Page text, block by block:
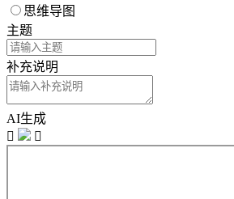
思维导图
主题
补充说明
AI生成

